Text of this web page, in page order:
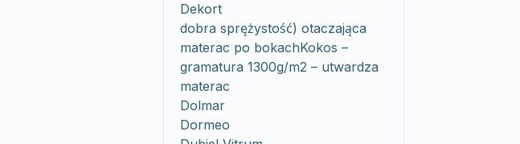
Dekort
dobra sprężystość) otaczająca
materac po bokachKokos –
gramatura 1300g/m2 – utwardza
materac
Dolmar
Dormeo